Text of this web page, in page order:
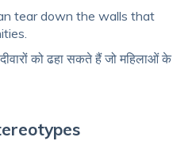
tear down the walls that
को ढहा सकते हैं जो महिलाओं के